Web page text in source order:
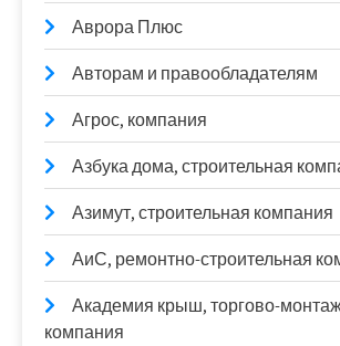
Аврора Плюс
Авторам и правообладателям
Агрос, компания
Азбука дома, строительная
Азимут, строительная компания
АиС, ремонтно-строительная
Академия крыш, торгово-
компания